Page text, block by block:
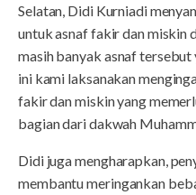
Selatan, Didi Kurniadi
untuk asnaf fakir dan miskin
masih banyak asnaf
ini kami laksanakan
fakir dan miskin yang
bagian dari dakwah
Didi juga mengharapkan,
membantu meringankan